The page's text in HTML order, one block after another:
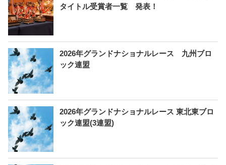
タイトル受賞者一覧 発表！
2026年グランドナショナルレース 九州ブロ
ック連盟
2026年グランドナショナルレース 東北東ブロ
ック連盟(3連盟)